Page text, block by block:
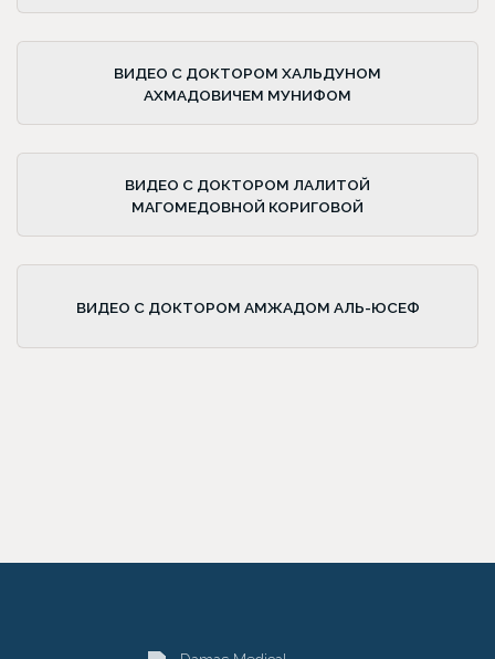
ВИДЕО С ДОКТОРОМ ХАЛЬДУНОМ
АХМАДОВИЧЕМ МУНИФОМ
ВИДЕО С ДОКТОРОМ ЛАЛИТОЙ
МАГОМЕДОВНОЙ КОРИГОВОЙ
ВИДЕО С ДОКТОРОМ АМЖАДОМ АЛЬ-ЮСЕФ